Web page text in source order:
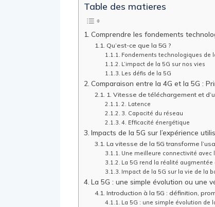
Table des matieres
Comprendre les fondements
Qu’est-ce que la 5G ?
Fondements technologiques de
L’impact de la 5G sur nos vies
Les défis de la 5G
Comparaison entre la 4G et la 5G :
1. Vitesse de téléchargement et
2. Latence
3. Capacité du réseau
4. Efficacité énergétique
Impacts de la 5G sur l’expérience
La vitesse de la 5G transforme
Une meilleure connectivité avec
La 5G rend la réalité
Impact de la 5G sur la vie de la
La 5G : une simple évolution ou une
Introduction à la 5G : définition,
La 5G : une simple évolution de